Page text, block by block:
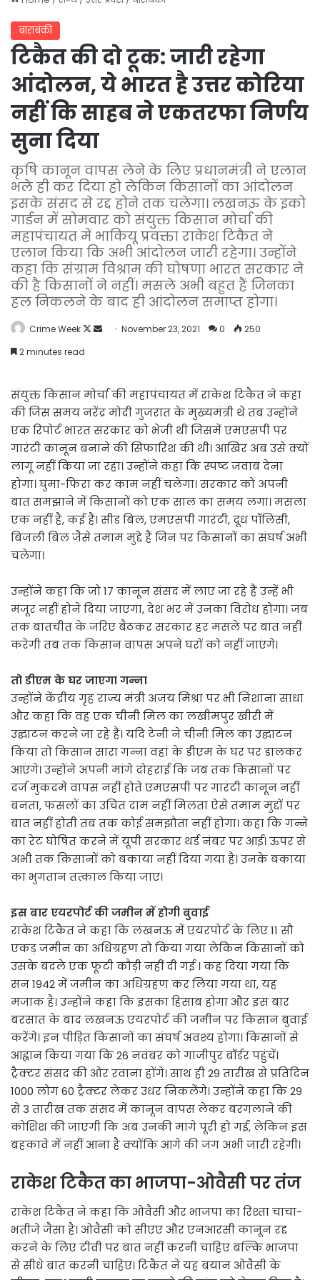
बाराबंकी
टिकैत की दो टूक: जारी रहेगा
आंदोलन, ये भारत है उत्तर कोरिया
नहीं कि साहब ने एकतरफा निर्णय
सुना दिया
कृषि कानून वापस लेने के लिए प्रधानमंत्री ने एलान
भले ही कर दिया हो लेकिन किसानों का आंदोलन
इसके संसद से रद्द होने तक चलेगा। लखनऊ के इको
गार्डन में सोमवार को संयुक्त किसान मोर्चा की
महापंचायत में भाकियू प्रवक्ता राकेश टिकैत ने
एलान किया कि अभी आंदोलन जारी रहेगा। उन्होंने
कहा कि संग्राम विश्राम की घोषणा भारत सरकार ने
की है किसानों ने नहीं। मसले अभी बहुत हैं जिनका
हल निकलने के बाद ही आंदोलन समाप्त होगा।
Crime Week
Follow
SendNovember 23, 2021 0
250
2 minutes read
संयुक्त किसान मोर्चा की महापंचायत में राकेश टिकैत ने कहा
की जिस समय नरेंद्र मोदी गुजरात के मुख्यमंत्री थे तब उन्होंने
एक रिपोर्ट भारत सरकार को भेजी थी जिसमें एमएसपी पर
गारंटी कानून बनाने की सिफारिश की थी। आखिर अब उसे क्यों
लागू नहीं किया जा रहा। उन्होंने कहा कि स्पष्ट जवाब देना
होगा। घुमा-फिरा कर काम नहीं चलेगा। सरकार को अपनी
बात समझाने में किसानों को एक साल का समय लगा। मसला
एक नहीं है, कई हैं। सीड बिल, एमएसपी गारंटी, दूध पॉलिसी,
बिजली बिल जैसे तमाम मुद्दे हैं जिन पर किसानों का संघर्ष अभी
चलेगा।
उन्होंने कहा कि जो 17 कानून संसद में लाए जा रहे हैं उन्हें भी
मंजूर नहीं होने दिया जाएगा, देश भर में उनका विरोध होगा। जब
तक बातचीत के जरिए बैठकर सरकार हर मसले पर बात नहीं
करेगी तब तक किसान वापस अपने घरों को नहीं जाएंगे।
तो डीएम के घर जाएगा गन्ना
उन्होंने केंद्रीय गृह राज्य मंत्री अजय मिश्रा पर भी निशाना साधा
और कहा कि वह एक चीनी मिल का लखीमपुर खीरी में
उद्घाटन करने जा रहे हैं। यदि टेनी ने चीनी मिल का उद्घाटन
किया तो किसान सारा गन्ना वहां के डीएम के घर पर डालकर
आएंगे। उन्होंने अपनी मांगे दोहराई कि जब तक किसानों पर
दर्ज मुकदमे वापस नहीं होते एमएसपी पर गारंटी कानून नहीं
बनता, फसलों का उचित दाम नहीं मिलता ऐसे तमाम मुद्दों पर
बात नहीं होती तब तक कोई समझौता नहीं होगा। कहा कि गन्ने
का रेट घोषित करने में यूपी सरकार थर्ड नंबर पर आई। ऊपर से
अभी तक किसानों को बकाया नहीं दिया गया है। उनके बकाया
का भुगतान तत्काल किया जाए।
इस बार एयरपोर्ट की जमीन में होगी बुवाई
राकेश टिकैत ने कहा कि लखनऊ में एयरपोर्ट के लिए 11 सौ
एकड़ जमीन का अधिग्रहण तो किया गया लेकिन किसानों को
उसके बदले एक फूटी कौड़ी नहीं दी गई । कह दिया गया कि
सन 1942 में जमीन का अधिग्रहण कर लिया गया था, यह
मजाक है। उन्होंने कहा कि इसका हिसाब होगा और इस बार
बरसात के बाद लखनऊ एयरपोर्ट की जमीन पर किसान बुवाई
करेंगे। इन पीड़ित किसानों का संघर्ष अवश्य होगा। किसानों से
आह्वान किया गया कि 26 नवंबर को गाजीपुर बॉर्डर पहुंचें।
ट्रैक्टर संसद की ओर रवाना होंगे। साथ ही 29 तारीख से प्रतिदिन
1000 लोग 60 ट्रैक्टर लेकर उधर निकलेंगे। उन्होंने कहा कि 29
से 3 तारीख तक संसद में कानून वापस लेकर बरगलाने की
कोशिश की जाएगी कि अब उनकी मांगे पूरी हो गईं, लेकिन इस
बहकावे में नहीं आना है क्योंकि आगे की जंग अभी जारी रहेगी।
राकेश टिकैत का भाजपा-ओवैसी पर तंज
राकेश टिकैत ने कहा कि ओवैसी और भाजपा का रिश्ता चाचा-
भतीजे जैसा है। ओवैसी को सीएए और एनआरसी कानून रद्द
करने के लिए टीवी पर बात नहीं करनी चाहिए बल्कि भाजपा
से सीधे बात करनी चाहिए। टिकैत ने यह बयान ओवैसी के